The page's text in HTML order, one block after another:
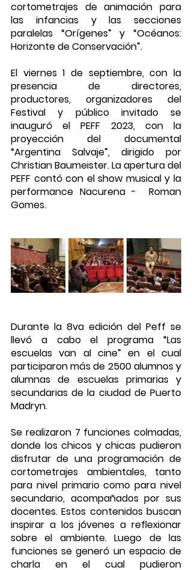
cortometrajes de animación para
las infancias y las secciones
paralelas “Orígenes” y “Océanos:
Horizonte de Conservación”.
El viernes 1 de septiembre, con la
presencia de directores,
productores, organizadores del
Festival y público invitado se
inauguró el PEFF 2023, con la
proyección del documental
“Argentina Salvaje”, dirigido por
Christian Baumeister. La apertura del
PEFF contó con el show musical y la
performance Nacurena -  Roman
Gomes.
Durante la 8va edición del Peff se
llevó a cabo el programa “Las
escuelas van al cine” en el cual
participaron más de 2500 alumnos y
alumnas de escuelas primarias y
secundarias de la ciudad de Puerto
Madryn.
Se realizaron 7 funciones colmadas,
donde los chicos y chicas pudieron
disfrutar de una programación de
cortometrajes ambientales, tanto
para nivel primario como para nivel
secundario, acompañados por sus
docentes. Estos contenidos buscan
inspirar a los jóvenes a reflexionar
sobre el ambiente. Luego de las
funciones se generó un espacio de
charla en el cual pudieron